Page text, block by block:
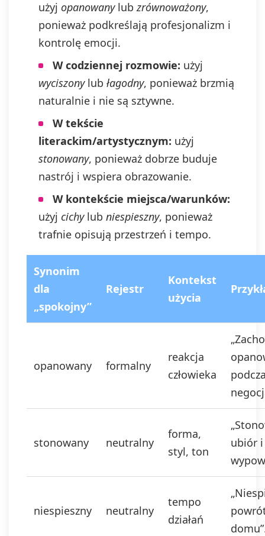
Administratorem na adres e-mail:
admin@dyktanda.pl
przycisku "wypisz się" znajdującego
się w wiadomościach e-mail od nas.
użyj opanowanylubzrównoważony,
ponieważ podkreślają profesjonalizm i
kontrolę emocji.
W codziennej rozmowie: użyj
wyciszonylub łagodny, ponieważ brzmią
naturalnie i nie są sztywne.
W tekście
literackim/artystycznym: użyj
stonowany, ponieważ dobrze buduje
nastrój i wspiera obrazowanie.
W kontekście miejsca/warunków:
użyj cichylub niespieszny, ponieważ
trafnie opisują przestrzeń i tempo.
Synonim
dla
„spokojny”
Rejestr
Kontekst
użycia
opanowany formalny
reakcja
człowieka
stonowany neutralny
forma,
styl, ton
ubiór i
niespieszny neutralny
tempo
działań